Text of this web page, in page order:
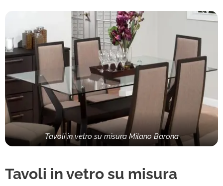
Tavoli in vetro su misura Milano Barona
Tavoli in vetro su misura